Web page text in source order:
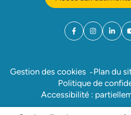
Facebook
(ouverture dans
Instagram
(ouverture
Gestion des cookies Plan du
Politique de
Accessibilité :